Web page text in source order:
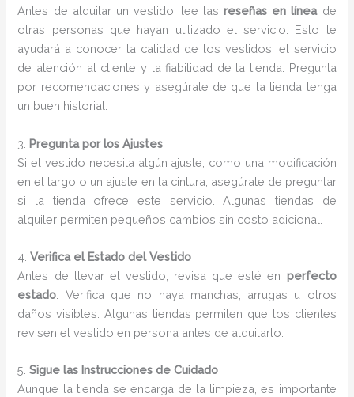
Antes de alquilar un vestido, lee lasreseñas en líneade
otras personas que hayan utilizado el servicio. Esto te
ayudará a conocer la calidad de los vestidos, el servicio
de atención al cliente y la fiabilidad de la tienda. Pregunta
por recomendaciones y asegúrate de que la tienda tenga
un buen historial.
3. Pregunta por los Ajustes
Si el vestido necesita algún ajuste, como una modificación
en el largo o un ajuste en la cintura, asegúrate de preguntar
si la tienda ofrece este servicio. Algunas tiendas de
alquiler permiten pequeños cambios sin costo adicional.
4.Verifica el Estado del Vestido
Antes de llevar el vestido, revisa que esté en perfecto
estado . Verifica que no haya manchas, arrugas u otros
daños visibles. Algunas tiendas permiten que los clientes
revisen el vestido en persona antes de alquilarlo.
5.Sigue las Instrucciones de Cuidado
Aunque la tienda se encarga de la limpieza, es importante